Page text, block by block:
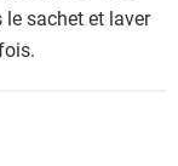
sachet et laver